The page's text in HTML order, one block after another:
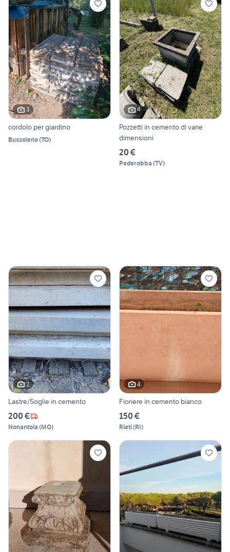
3
cordolo per giardino
Bussoleno(TO)
4
Pozzetti in cemento di varie
dimensioni
20 €
Pederobba (TV)
2
Lastre/Soglie in cemento
200 €
Nonantola (MO)
4
Fioriere in cemento bianco
150 €
Rieti(RI)